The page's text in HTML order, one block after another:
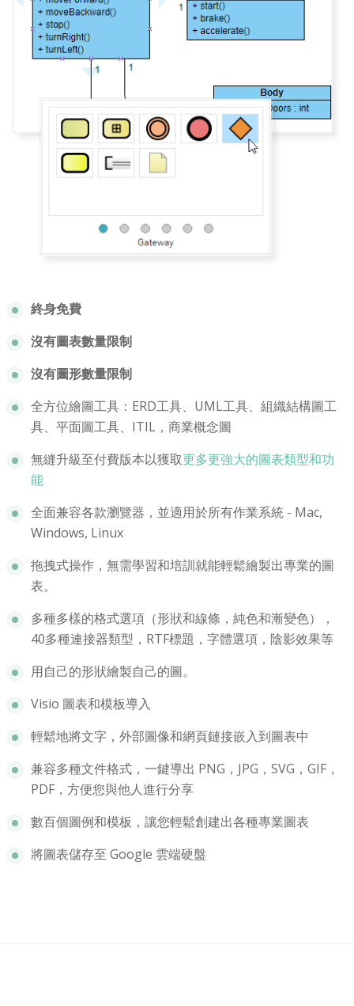
終身免費
沒有圖表數量限制
沒有圖形數量限制
全方位繪圖工具：ERD工具、UML工具、組織結構圖工
具、平面圖工具、ITIL，商業概念圖
無縫升級至付費版本以獲取更多更強大的圖表類型和功
能
全面兼容各款瀏覽器，並適用於所有作業系統 - Mac,
Windows, Linux
拖拽式操作，無需學習和培訓就能輕鬆繪製出專業的圖
表。
多種多樣的格式選項（形狀和線條，純色和漸變色），
40多種連接器類型，RTF標題，字體選項，陰影效果等
用自己的形狀繪製自己的圖。
Visio 圖表和模板導入
輕鬆地將文字，外部圖像和網頁鏈接嵌入到圖表中
兼容多種文件格式，一鍵導出 PNG，JPG，SVG，GIF，
PDF，方便您與他人進行分享
數百個圖例和模板，讓您輕鬆創建出各種專業圖表
將圖表儲存至 Google 雲端硬盤